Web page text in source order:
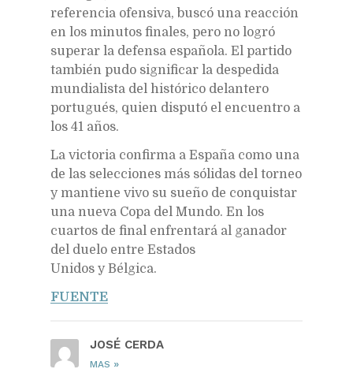
referencia ofensiva, buscó una reacción
en los minutos finales, pero no logró
superar la defensa española. El partido
también pudo significar la despedida
mundialista del histórico delantero
portugués, quien disputó el encuentro a
los 41 años.
La victoria confirma a España como una
de las selecciones más sólidas del torneo
y mantiene vivo su sueño de conquistar
una nueva Copa del Mundo. En los
cuartos de final enfrentará al ganador
del duelo entre Estados
Unidos y Bélgica.
FUENTE
JOSÉ CERDA
MAS »